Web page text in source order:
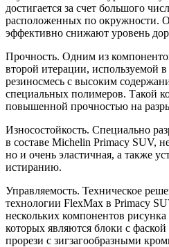
достигается за счет большого
расположенных по окружности.
эффективно снижают уровень
Прочность. Одним из
второй итерации, используемой
резиносмесь с высоким
специальных полимеров. Такой
повышенной прочностью на
Износостойкость. Специально
в составе Michelin Primacy SUV,
но и очень эластичная, а также
истиранию.
Управляемость. Техническое
технологии FlexMax в Primacy
нескольких компонентов
которых являются блоки с
прорези с зигзагообразными